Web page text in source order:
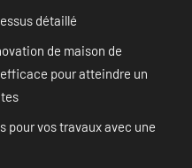
détaillé
de maison de
pour atteindre un
pour vos travaux avec une